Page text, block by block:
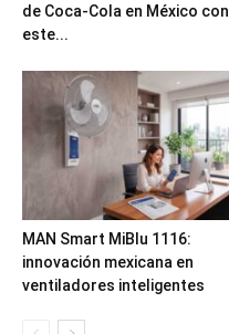
de Coca-Cola en México con
este...
MAN Smart MiBlu 1116:
innovación mexicana en
ventiladores inteligentes